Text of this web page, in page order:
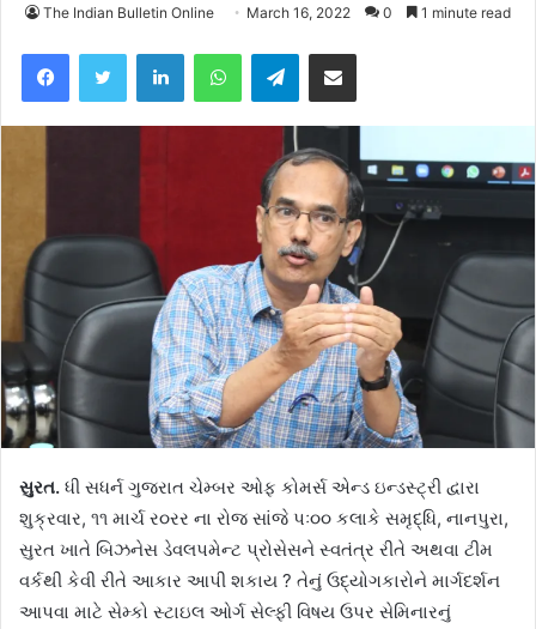
The Indian Bulletin Online March 16, 2022 0 1 minute read
Telegram
સુરત. ધી સધર્ન ગુજરાત ચેમ્બર ઓફ કોમર્સ એન્ડ ઇન્ડસ્ટ્રી દ્વારા
શુક્રવાર, ૧૧ માર્ચ ર૦રર ના રોજ સાંજે પઃ૦૦ કલાકે સમૃદ્ધિ, નાનપુરા,
સુરત ખાતે બિઝનેસ ડેવલપમેન્ટ પ્રોસેસને સ્વતંત્ર રીતે અથવા ટીમ
વર્કથી કેવી રીતે આકાર આપી શકાય ? તેનું ઉદ્યોગકારોને માર્ગદર્શન
આપવા માટે સેમ્કો સ્ટાઇલ ઓર્ગ સેલ્ફી વિષય ઉપર સેમિનારનું